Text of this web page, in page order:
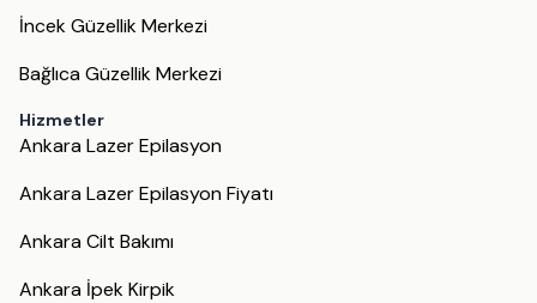
İncek Güzellik Merkezi
Bağlıca Güzellik Merkezi
Hizmetler
Ankara Lazer Epilasyon
Ankara Lazer Epilasyon Fiyatı
Ankara Cilt Bakımı
Ankara İpek Kirpik